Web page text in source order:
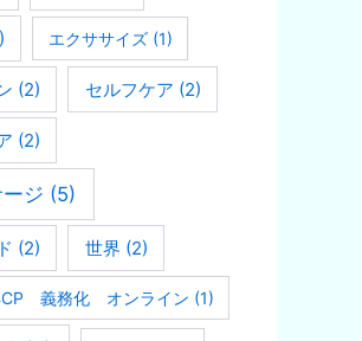
エクササイズ(1)
(2) セルフケア (2)
(2)
ジ (5)
(2) 世界 (2)
義務化 オンライン (1)